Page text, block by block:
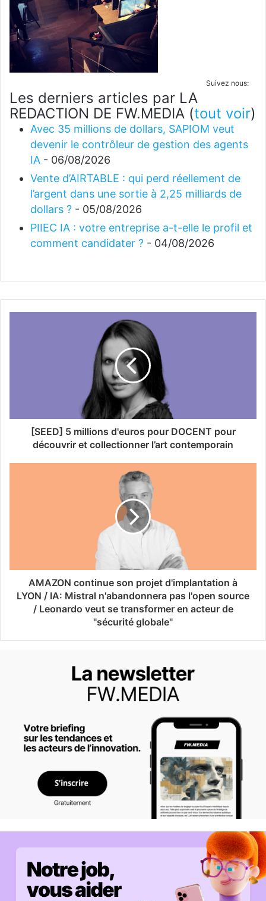
Suivez nous:
Les derniers articles par LA
REDACTION DE FW.MEDIA (tout voir)
Avec 35 millions de dollars, SAPIOM veut
devenir le contrôleur de gestion des agents
IA - 06/08/2026
Vente d’AIRTABLE : qui perd réellement de
l’argent dans une sortie à 2,25 milliards de
dollars ? - 05/08/2026
PIIEC IA : votre entreprise a-t-elle le profil et
comment candidater ? - 04/08/2026
[SEED] 5 millions d'euros pour DOCENT pour
découvrir et collectionner l’art contemporain
AMAZON continue son projet d'implantation à
LYON / IA: Mistral n'abandonnera pas l'open source
/ Leonardo veut se transformer en acteur de
"sécurité globale"